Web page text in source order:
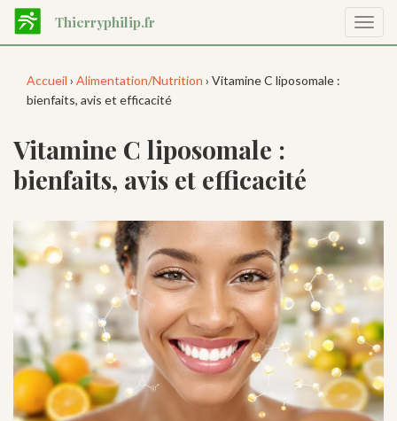
Aller
contenu
Thierryphilip.fr
la
Accueil › Alimentation/Nutrition › Vitamine C liposomale :
bienfaits, avis et efficacité
Vitamine C liposomale :
bienfaits, avis et efficacité